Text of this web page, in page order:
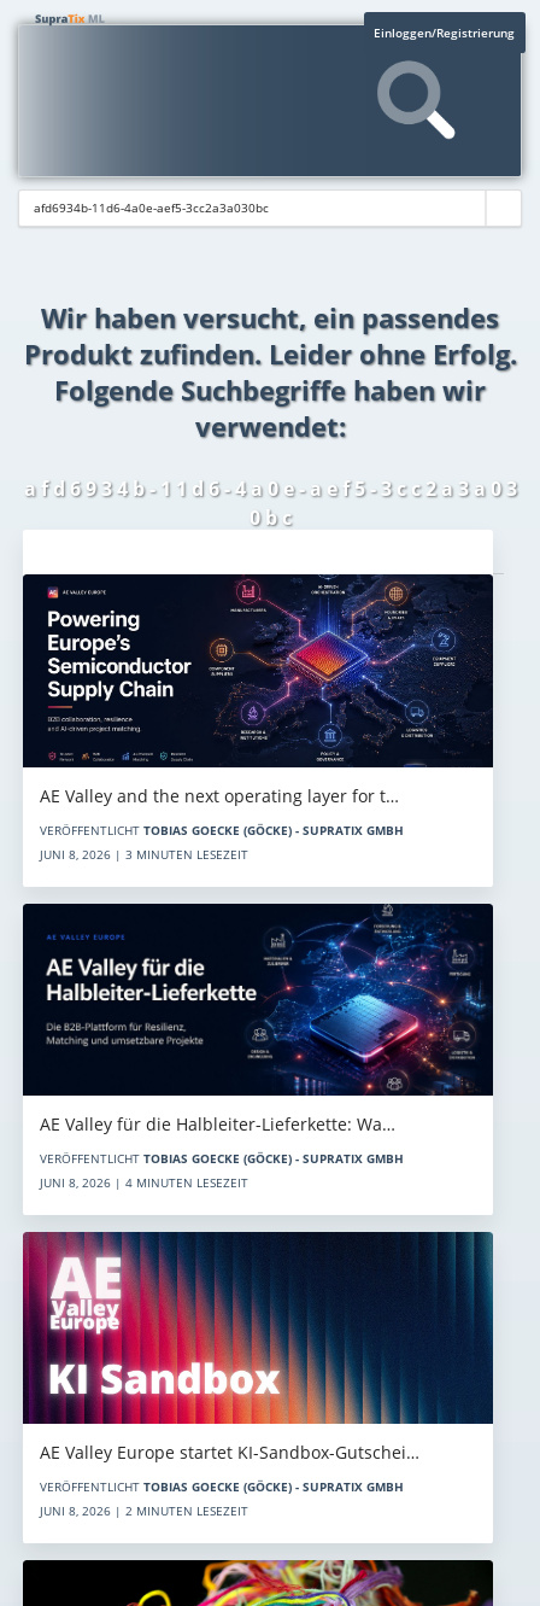
Einloggen/Registrierung
Wir haben versucht, ein passendes
Produkt zufinden. Leider ohne Erfolg.
Folgende Suchbegriffe haben wir
verwendet:
a f d 6 9 3 4 b - 1 1 d 6 - 4 a 0 e - a e f 5 - 3 c c 2 a 3 a 0 3
0 b c
AE Valley and the next operating layer for t…
VERÖFFENTLICHT TOBIAS GOECKE (GÖCKE) - SUPRATIX GMBH
JUNI 8, 2026 | 3 MINUTEN LESEZEIT
AE Valley für die Halbleiter-Lieferkette: Wa…
VERÖFFENTLICHT TOBIAS GOECKE (GÖCKE) - SUPRATIX GMBH
JUNI 8, 2026 | 4 MINUTEN LESEZEIT
AE Valley Europe startet KI-Sandbox-Gutschei…
VERÖFFENTLICHT TOBIAS GOECKE (GÖCKE) - SUPRATIX GMBH
JUNI 8, 2026 | 2 MINUTEN LESEZEIT